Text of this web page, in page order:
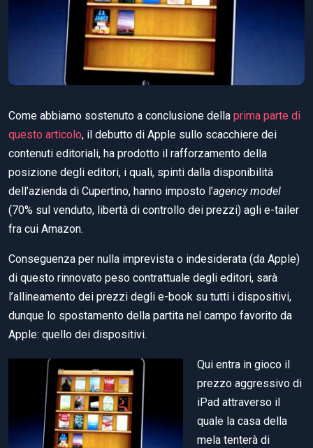
Come abbiamo sostenuto a conclusione della prima parte di
questo articolo, il debutto di Apple sullo scacchiere dei
contenuti editoriali, ha prodotto il rafforzamento della
posizione degli editori, i quali, spinti dalla disponibilità
dell’azienda di Cupertino, hanno imposto l’agency model
(70% sul venduto, libertà di controllo dei prezzi) agli e-tailer
fra cui Amazon.
Conseguenza per nulla imprevista o indesiderata (da Apple)
di questo rinnovato peso contrattuale degli editori, sarà
l’allineamento dei prezzi degli e-book su tutti i dispositivi,
dunque lo spostamento della partita nel campo favorito da
Apple: quello dei dispositivi.
Qui entra in gioco il
prezzo aggressivo di
iPad attraverso il
quale la casa della
mela tenterà di